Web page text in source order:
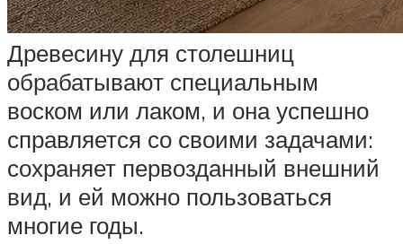
Древесину для столешниц
обрабатывают специальным
воском или лаком, и она успешно
справляется со своими задачами:
сохраняет первозданный внешний
вид, и ей можно пользоваться
многие годы.